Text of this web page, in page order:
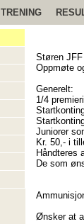
TRENING
Støren
Oppmøte
Generelt:
1/4
Juniorer
Kr. 50,- i
Håndteres
De som
Ønsker at